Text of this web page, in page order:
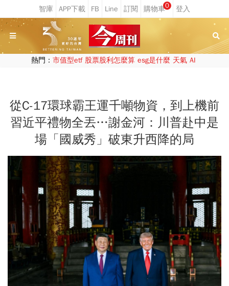
0
熱門： 市值型etf 股票股利怎麼算 esg是什麼 天氣 AI
從C-17環球霸王運千噸物資，到上機前
習近平禮物全丟…謝金河：川普赴中是
場「國威秀」破東升西降的局